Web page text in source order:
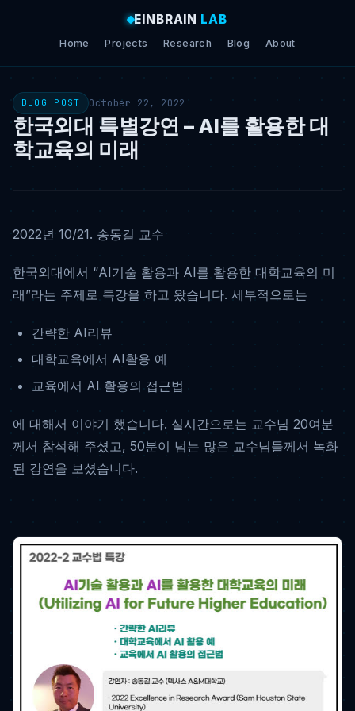
EINBRAIN LAB
Home Projects Research Blog About
BLOG POST October 22, 2022
한국외대 특별강연 – AI를 활용한 대
학교육의 미래
2022년 10/21. 송동길 교수
한국외대에서 “AI기술 활용과 AI를 활용한 대학교육의 미
래”라는 주제로 특강을 하고 왔습니다. 세부적으로는
간략한 AI리뷰
대학교육에서 AI활용 예
교육에서 AI 활용의 접근법
에 대해서 이야기 했습니다. 실시간으로는 교수님 20여분
께서 참석해 주셨고, 50분이 넘는 많은 교수님들께서 녹화
된 강연을 보셨습니다.